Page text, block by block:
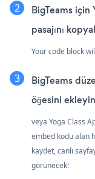
BigTeams
pasajını
Your code block
BigTeams
öğesini ekleyin
veya Yoga Class
embed kodu alan
kaydet, canlı
görünecek!